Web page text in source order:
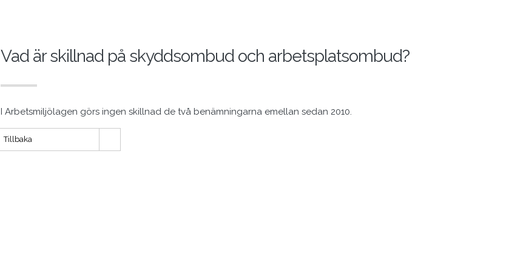
Vad är skillnad på skyddsombud och arbetsplatsombud?
I Arbetsmiljölagen görs ingen skillnad de två benämningarna emellan sedan 2010.
Tillbaka